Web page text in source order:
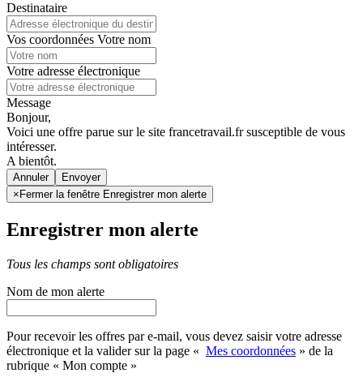
Destinataire
Vos coordonnées Votre nom
Votre adresse électronique
Message
Bonjour,
Voici une offre parue sur le site francetravail.fr susceptible de vous
intéresser.
A bientôt.
Annuler
× Fermer la fenêtre Enregistrer mon alerte
Enregistrer mon alerte
Tous les champs sont obligatoires
Nom de mon alerte
Pour recevoir les offres par e-mail, vous devez saisir votre adresse
électronique et la valider sur la page « Mes coordonnées » de la
rubrique « Mon compte »